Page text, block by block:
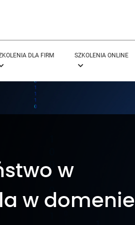
DLA FIRM SZKOLENIA ONLINE
w
w domenie